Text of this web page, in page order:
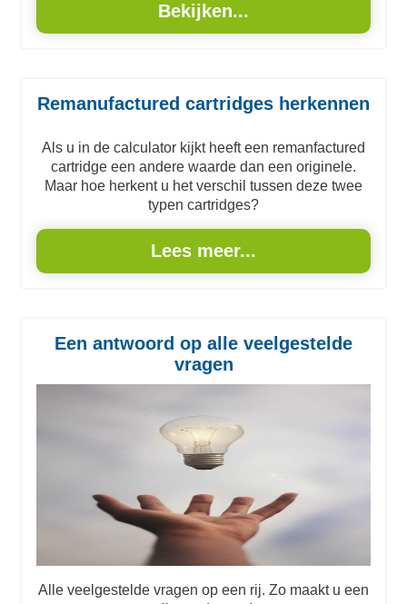
Bekijken...
Remanufactured cartridges herkennen
Als u in de calculator kijkt heeft een remanfactured
cartridge een andere waarde dan een originele.
Maar hoe herkent u het verschil tussen deze twee
typen cartridges?
Lees meer...
Een antwoord op alle veelgestelde
vragen
Alle veelgestelde vragen op een rij. Zo maakt u een